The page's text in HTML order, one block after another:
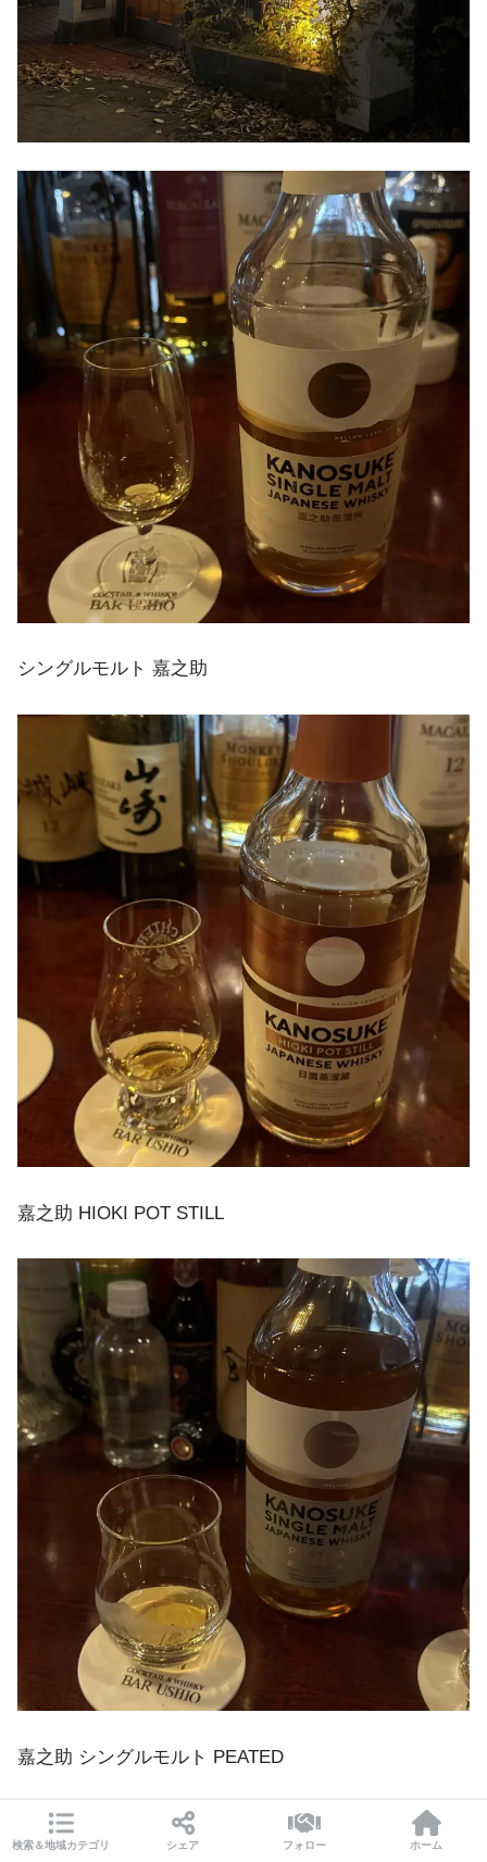
シングルモルト 嘉之助
嘉之助 HIOKI POT STILL
嘉之助 シングルモルト PEATED
まずは飲んだのはジャパニーズウイスキーを3種類。
2017年11月に芋焼酎の小鶴で有名な小正醸造が、鹿児
検索＆地域カテゴリ シェア フォロー ホーム